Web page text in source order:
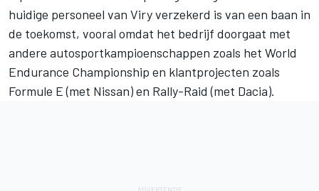
huidige personeel van Viry verzekerd is van een baan in
de toekomst, vooral omdat het bedrijf doorgaat met
andere autosportkampioenschappen zoals het World
Endurance Championship en klantprojecten zoals
Formule E (met Nissan) en Rally-Raid (met Dacia).